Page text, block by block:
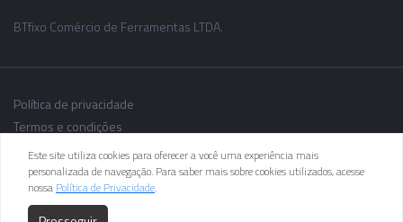
BTfixo Comércio de Ferramentas LTDA.
Política de privacidade
Termos e condições
As informações dos produtos podem sofrer alterações sem aviso
Este site utiliza cookies para oferecer a você uma experiência mais
personalizada de navegação. Para saber mais sobre cookies utilizados, acesse
nossa Política de Privacidade.